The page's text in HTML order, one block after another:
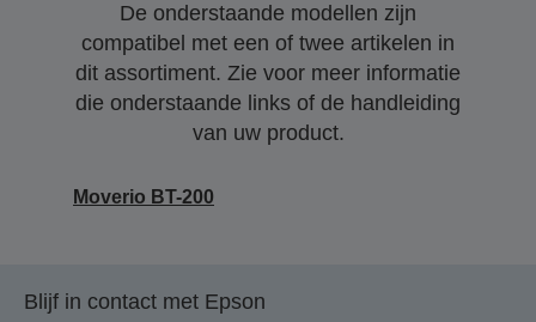
De onderstaande modellen zijn
compatibel met een of twee artikelen in
dit assortiment. Zie voor meer informatie
die onderstaande links of de handleiding
van uw product.
Moverio BT-200
Blijf in contact met Epson